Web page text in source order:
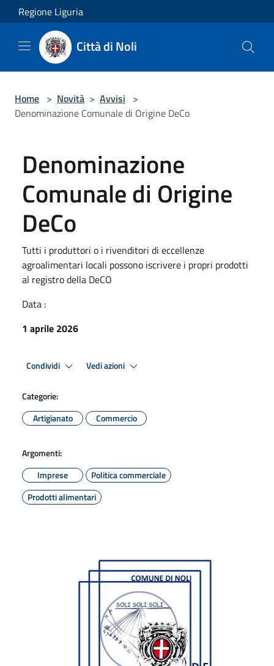
Salta al contenuto principale
Regione Liguria
Città di Noli
Home > Novità > Avvisi >
Denominazione Comunale di Origine DeCo
Denominazione
Comunale di Origine
DeCo
Tutti i produttori o i rivenditori di eccellenze
agroalimentari locali possono iscrivere i propri prodotti
al registro della DeCO
Data :
1 aprile 2026
Condividi Vedi azioni
Categorie:
Artigianato
Commercio
Argomenti:
Imprese
Politica commerciale
Prodotti alimentari